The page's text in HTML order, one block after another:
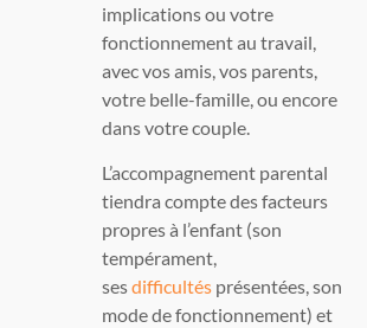
implications ou votre
fonctionnement au travail,
avec vos amis, vos parents,
votre belle-famille, ou encore
dans votre couple.
L’accompagnement parental
tiendra compte des facteurs
propres à l’enfant (son
tempérament,
sesdifficultés présentées, son
mode de fonctionnement) et